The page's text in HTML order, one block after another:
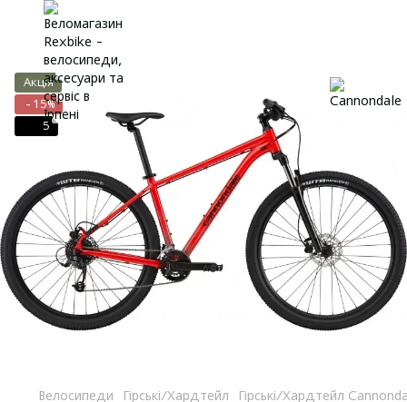
Акція
−15%
5
Велосипеди Гірські/Хардтейл Гірські/Хардтейл